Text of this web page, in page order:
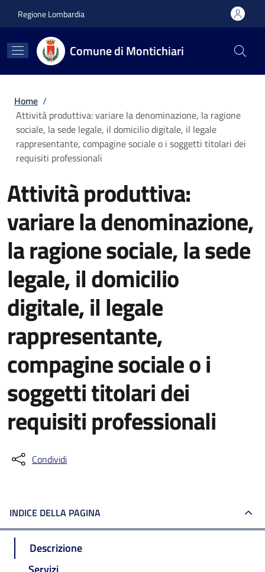
Regione Lombardia
Comune di Montichiari
Briciole di pane
Home /
Attività produttiva: variare la denominazione, la ragione
sociale, la sede legale, il domicilio digitale, il legale
rappresentante, compagine sociale o i soggetti titolari dei
requisiti professionali
Attività produttiva:
variare la denominazione,
la ragione sociale, la sede
legale, il domicilio
digitale, il legale
rappresentante,
compagine sociale o i
soggetti titolari dei
requisiti professionali
Condividi
INDICE DELLA PAGINA
Descrizione